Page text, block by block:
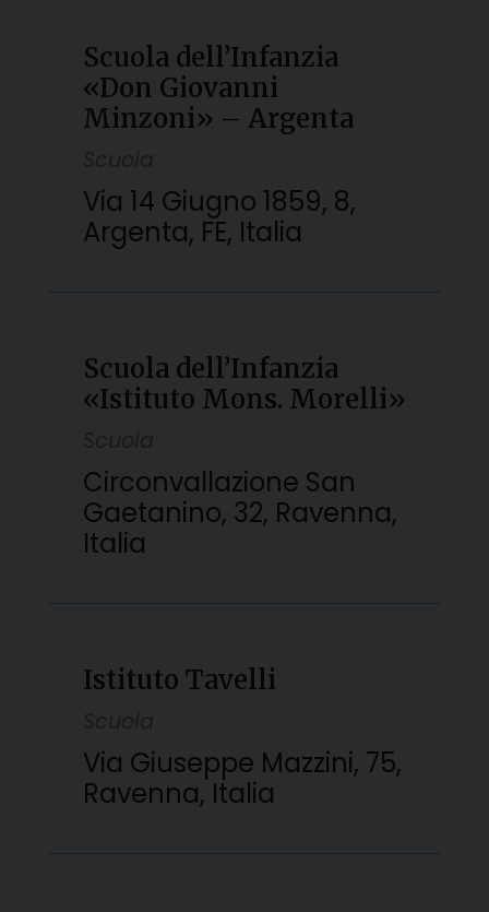
Scuola dell’Infanzia
«Don Giovanni
Minzoni» – Argenta
Via 14 Giugno 1859, 8,
Argenta, FE, Italia
Scuola dell’Infanzia
«Istituto Mons. Morelli»
Circonvallazione San
Gaetanino, 32, Ravenna,
Italia
Istituto Tavelli
Via Giuseppe Mazzini, 75,
Ravenna, Italia